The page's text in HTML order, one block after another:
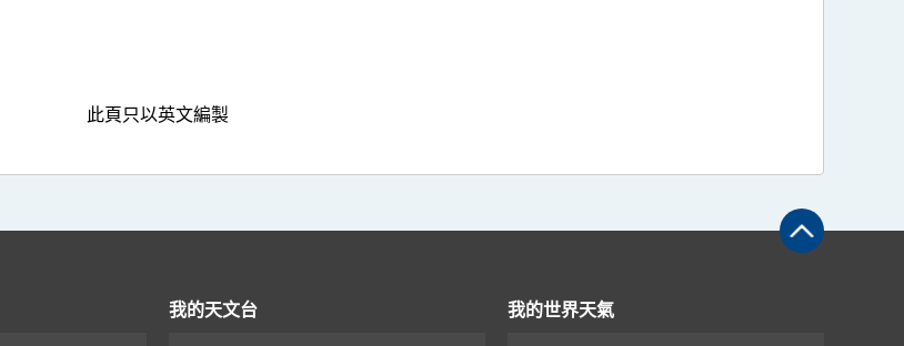
此頁只以英文編製
我的天文台 我的世界天氣